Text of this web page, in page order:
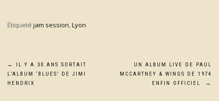
Étiqueté jam session,Lyon
Navigation
de
←
IL Y A 30 ANS SORTAIT
L’ALBUM ‘BLUES’ DE JIMI
HENDRIX
UN ALBUM LIVE DE PAUL
MCCARTNEY & WINGS DE 1974
ENFIN OFFICIEL
→